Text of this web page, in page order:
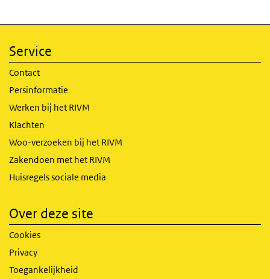
Service
Contact
Persinformatie
Werken bij het RIVM
Klachten
Woo-verzoeken bij het RIVM
Zakendoen met het RIVM
Huisregels sociale media
Over deze site
Cookies
Privacy
Toegankelijkheid